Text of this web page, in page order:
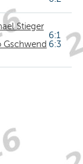
Stieger
Gschwend
6:1
6:3